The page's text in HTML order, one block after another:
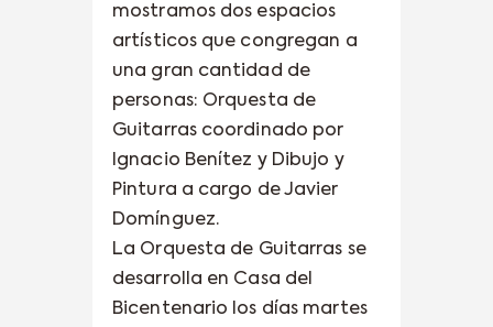
mostramos dos espacios
artísticos que congregan a
una gran cantidad de
personas: Orquesta de
Guitarras coordinado por
Ignacio Benítez y Dibujo y
Pintura a cargo de Javier
Domínguez.
La Orquesta de Guitarras se
desarrolla en Casa del
Bicentenario los días martes